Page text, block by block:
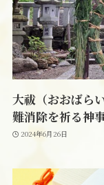
大祓（おおばら
難消除を祈る神
2024年6月26日